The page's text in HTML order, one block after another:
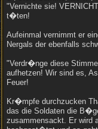
"Vernichte sie!
t�ten!
Aufeinmal vernimmt er
Nergals der ebenfalls
"Verdr�nge diese
aufhetzen! Wir sind es,
Feuer!
Kr�mpfe durchzucken
das die Soldaten die
zusammensackt. Er wird